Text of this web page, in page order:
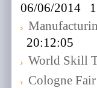
06/06/2014
20:12:05
World Skill
Cologne